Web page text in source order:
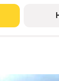
Электричество